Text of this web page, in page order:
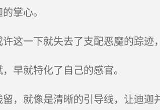
掌心。
这一下就失去了支配恶魔的踪迹
早就特化了自己的感官。
，就像是清晰的引导线，让迪迦